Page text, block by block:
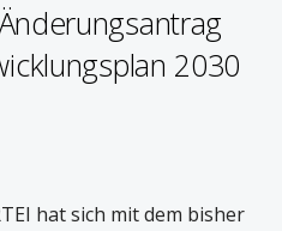
2030
hat sich mit dem bisher